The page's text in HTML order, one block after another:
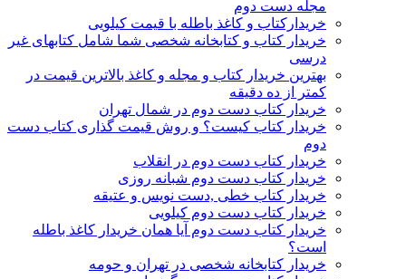
مجله دست دوم
خریدارکتاب و کاغذ باطله با قیمت کیلویی
خریدار کتاب و کتابخانه شخصی شما شامل کتابهای غیر
درسی
بهترین خریدار کتاب و مجله و کاغذ بالاترین قیمت در
کمتر از ده دقیقه
خریدار کتاب دست دوم در شمال تهران
خریدار کتاب کیست؟ و روش قیمت گذاری کتاب دست
دوم
خریدار کتاب دست دوم در انقلاب
خریدار کتاب دست دوم شبانه روزی
خریدار کتاب خطی ,دست نویس و عتیقه
خریدار کتاب دست دوم کیلویی
خریدار کتاب دست دوم آیا همان خریدار کاغذ باطله
است؟
خریدار کتابخانه شخصی در تهران و حومه